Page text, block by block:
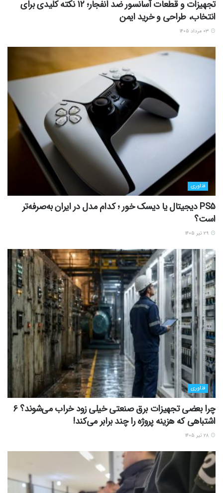
تجهیزات و قطعات آسانسور ضد انفجار؛ 12 نکته کلیدی برای
انتخاب، طراحی و خرید ایمن
فناوری
PS5 دیجیتال یا دیسک خور ؛ کدام مدل در ایران به‌صرفه‌تر
است؟
فناوری
چرا بعضی تجهیزات برق صنعتی خیلی زود خراب می‌شوند؟ ۶
اشتباهی که هزینه پروژه را چند برابر می‌کند!